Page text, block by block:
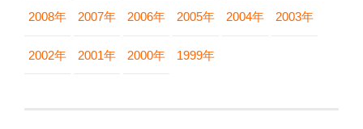
2008年 2007年 2006年 2005年 2004年 2003年
2002年 2001年 2000年 1999年